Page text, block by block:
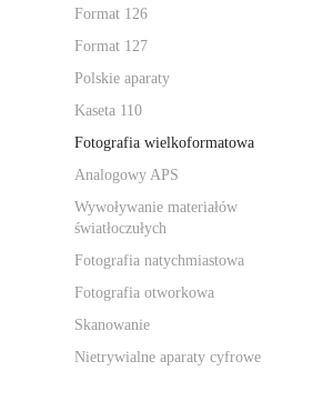
Format 126
Format 127
Polskie aparaty
Kaseta 110
Fotografia wielkoformatowa
Analogowy APS
Wywoływanie materiałów
światłoczułych
Fotografia natychmiastowa
Fotografia otworkowa
Skanowanie
Nietrywialne aparaty cyfrowe